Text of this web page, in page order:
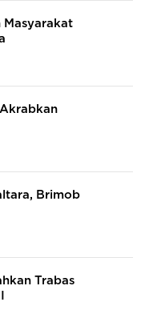
Masyarakat
Brimob
Trabas